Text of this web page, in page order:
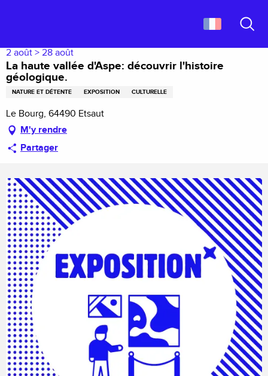
principal
2 août > 28 août
La haute vallée d'Aspe: découvrir l'histoire
géologique.
NATURE ET DÉTENTE EXPOSITION CULTURELLE
Le Bourg, 64490 Etsaut
M'y rendre
Partager